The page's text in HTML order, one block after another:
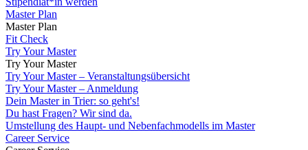
Master Plan
Master Plan
Fit Check
Try Your Master
Try Your Master
Try Your Master – Veranstaltungsübersicht
Try Your Master – Anmeldung
Dein Master in Trier: so geht's!
Du hast Fragen? Wir sind da.
Umstellung des Haupt- und Nebenfachmodells im Master
Career Service